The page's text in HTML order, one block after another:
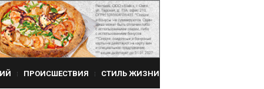
ПРОИСШЕСТВИЯ СТИЛЬ ЖИЗНИ